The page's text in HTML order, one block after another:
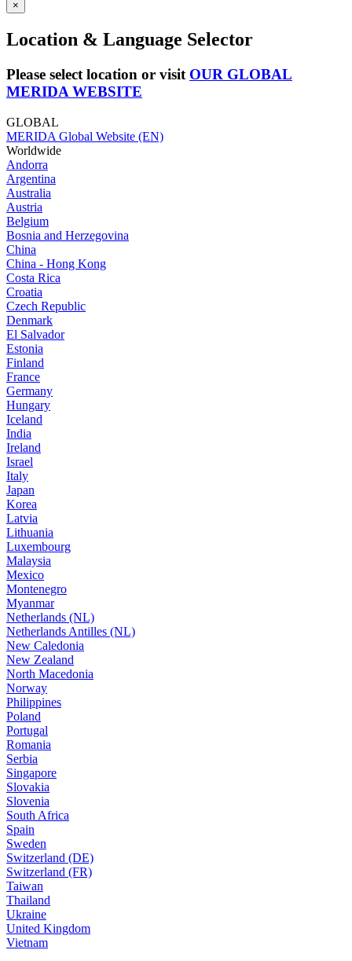
×
Location & Language Selector
Please select location or visit OUR GLOBAL
MERIDA WEBSITE
GLOBAL
MERIDA Global Website (EN)
Worldwide
Andorra
Argentina
Australia
Austria
Belgium
Bosnia and Herzegovina
China
China - Hong Kong
Costa Rica
Croatia
Czech Republic
Denmark
El Salvador
Estonia
Finland
France
Germany
Hungary
Iceland
India
Ireland
Israel
Italy
Japan
Korea
Latvia
Lithuania
Luxembourg
Malaysia
Mexico
Montenegro
Myanmar
Netherlands (NL)
Netherlands Antilles (NL)
New Caledonia
New Zealand
North Macedonia
Norway
Philippines
Poland
Portugal
Romania
Serbia
Singapore
Slovakia
Slovenia
South Africa
Spain
Sweden
Switzerland (DE)
Switzerland (FR)
Taiwan
Thailand
Ukraine
United Kingdom
Vietnam